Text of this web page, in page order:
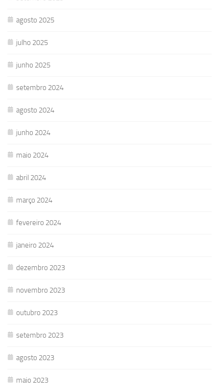
agosto 2025
julho 2025
junho 2025
setembro 2024
agosto 2024
junho 2024
maio 2024
abril 2024
março 2024
fevereiro 2024
janeiro 2024
dezembro 2023
novembro 2023
outubro 2023
setembro 2023
agosto 2023
maio 2023